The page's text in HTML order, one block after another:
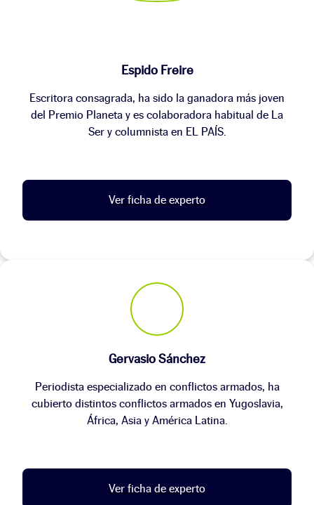
Espido Freire
Escritora consagrada, ha sido la ganadora más joven
del Premio Planeta y es colaboradora habitual de La
Ser y columnista en EL PAÍS.
Ver ficha de experto
Gervasio Sánchez
Periodista especializado en conflictos armados, ha
cubierto distintos conflictos armados en Yugoslavia,
África, Asia y América Latina.
Ver ficha de experto